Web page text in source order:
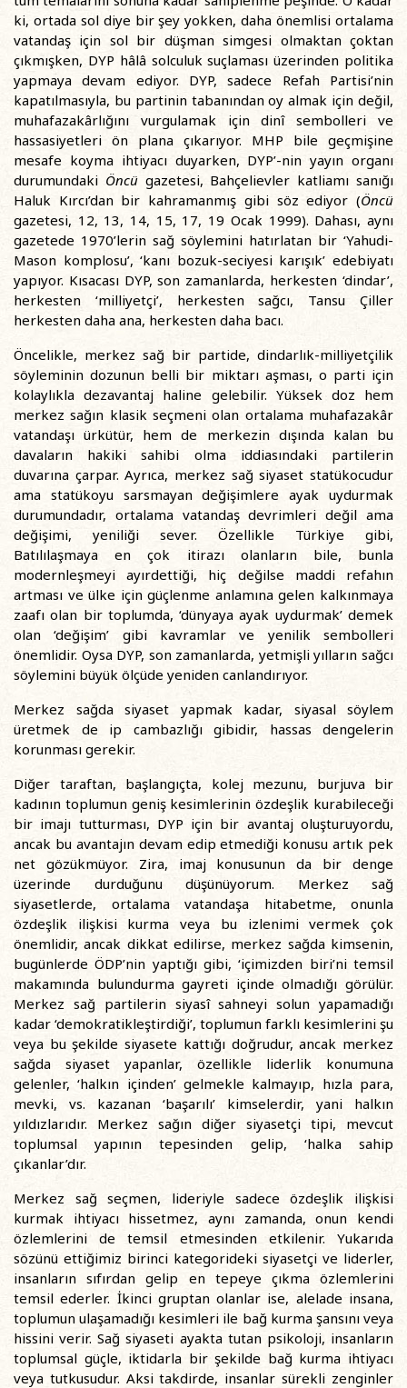
ki, ortada sol diye bir şey yokken, daha önemlisi ortalama
vatandaş için sol bir düşman simgesi olmaktan çoktan
çıkmışken, DYP hâlâ solculuk suçlaması üzerinden politika
yapmaya devam ediyor. DYP, sadece Refah Partisi’nin
kapatılmasıyla, bu partinin tabanından oy almak için değil,
muhafazakârlığını vurgulamak için dinî sembolleri ve
hassasiyetleri ön plana çıkarıyor. MHP bile geçmişine
mesafe koyma ihtiyacı duyarken, DYP’-nin yayın organı
durumundaki Öncügazetesi, Bahçelievler katliamı sanığı
Haluk Kırcı’dan bir kahramanmış gibi söz ediyor (Öncü
gazetesi, 12, 13, 14, 15, 17, 19 Ocak 1999). Dahası, aynı
gazetede 1970’lerin sağ söylemini hatırlatan bir ‘Yahudi-
Mason komplosu’, ‘kanı bozuk-seciyesi karışık’ edebiyatı
yapıyor. Kısacası DYP, son zamanlarda, herkesten ‘dindar’,
herkesten ‘milliyetçi’, herkesten sağcı, Tansu Çiller
herkesten daha ana, herkesten daha bacı.
Öncelikle, merkez sağ bir partide, dindarlık-milliyetçilik
söyleminin dozunun belli bir miktarı aşması, o parti için
kolaylıkla dezavantaj haline gelebilir. Yüksek doz hem
merkez sağın klasik seçmeni olan ortalama muhafazakâr
vatandaşı ürkütür, hem de merkezin dışında kalan bu
davaların hakiki sahibi olma iddiasındaki partilerin
duvarına çarpar. Ayrıca, merkez sağ siyaset statükocudur
ama statükoyu sarsmayan değişimlere ayak uydurmak
durumundadır, ortalama vatandaş devrimleri değil ama
değişimi, yeniliği sever. Özellikle Türkiye gibi,
Batılılaşmaya en çok itirazı olanların bile, bunla
modernleşmeyi ayırdettiği, hiç değilse maddi refahın
artması ve ülke için güçlenme anlamına gelen kalkınmaya
zaafı olan bir toplumda, ‘dünyaya ayak uydurmak’ demek
olan ‘değişim’ gibi kavramlar ve yenilik sembolleri
önemlidir. Oysa DYP, son zamanlarda, yetmişli yılların sağcı
söylemini büyük ölçüde yeniden canlandırıyor.
Merkez sağda siyaset yapmak kadar, siyasal söylem
üretmek de ip cambazlığı gibidir, hassas dengelerin
korunması gerekir.
Diğer taraftan, başlangıçta, kolej mezunu, burjuva bir
kadının toplumun geniş kesimlerinin özdeşlik kurabileceği
bir imajı tutturması, DYP için bir avantaj oluşturuyordu,
ancak bu avantajın devam edip etmediği konusu artık pek
net gözükmüyor. Zira, imaj konusunun da bir denge
üzerinde durduğunu düşünüyorum. Merkez sağ
siyasetlerde, ortalama vatandaşa hitabetme, onunla
özdeşlik ilişkisi kurma veya bu izlenimi vermek çok
önemlidir, ancak dikkat edilirse, merkez sağda kimsenin,
bugünlerde ÖDP’nin yaptığı gibi, ‘içimizden biri’ni temsil
makamında bulundurma gayreti içinde olmadığı görülür.
Merkez sağ partilerin siyasî sahneyi solun yapamadığı
kadar ‘demokratikleştirdiği’, toplumun farklı kesimlerini şu
veya bu şekilde siyasete kattığı doğrudur, ancak merkez
sağda siyaset yapanlar, özellikle liderlik konumuna
gelenler, ‘halkın içinden’ gelmekle kalmayıp, hızla para,
mevki, vs. kazanan ‘başarılı’ kimselerdir, yani halkın
yıldızlarıdır. Merkez sağın diğer siyasetçi tipi, mevcut
toplumsal yapının tepesinden gelip, ‘halka sahip
çıkanlar’dır.
Merkez sağ seçmen, lideriyle sadece özdeşlik ilişkisi
kurmak ihtiyacı hissetmez, aynı zamanda, onun kendi
özlemlerini de temsil etmesinden etkilenir. Yukarıda
sözünü ettiğimiz birinci kategorideki siyasetçi ve liderler,
insanların sıfırdan gelip en tepeye çıkma özlemlerini
temsil ederler. İkinci gruptan olanlar ise, alelade insana,
toplumun ulaşamadığı kesimleri ile bağ kurma şansını veya
hissini verir. Sağ siyaseti ayakta tutan psikoloji, insanların
toplumsal güçle, iktidarla bir şekilde bağ kurma ihtiyacı
veya tutkusudur. Aksi takdirde, insanlar sürekli zenginler